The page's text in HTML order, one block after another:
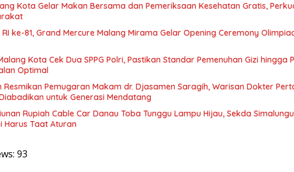
Kota Gelar Makan Bersama dan Pemeriksaan Kesehatan Gratis,
RI ke-81, Grand Mercure Malang Mirama Gelar Opening Ceremony
Kota Cek Dua SPPG Polri, Pastikan Standar Pemenuhan Gizi hingga
Optimal
Resmikan Pemugaran Makam dr. Djasamen Saragih, Warisan Dokter
untuk Generasi Mendatang
Rupiah Cable Car Danau Toba Tunggu Lampu Hijau, Sekda
Harus Taat Aturan
93